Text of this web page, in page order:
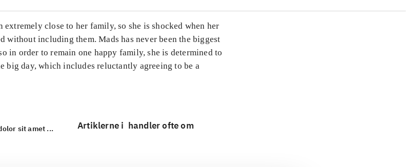
extremely close to her family, so she is shocked when her
without including them. Mads has never been the biggest
in order to remain one happy family, she is determined to
big day, which includes reluctantly agreeing to be a
sit amet ... Artiklerne i handler ofte om